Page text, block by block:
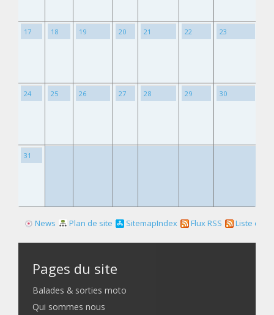
17 18 19 20 21 22 23
24 25 26 27 28 29 30
31
News Plan de site SitemapIndex Flux RSS Liste des
Pages du site
Balades & sorties moto
Qui sommes nous